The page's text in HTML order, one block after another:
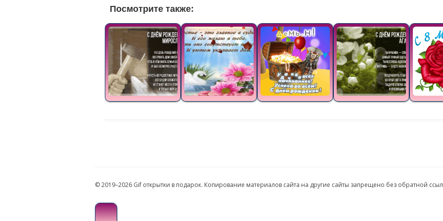
Посмотрите также:
© 2019–2026 Gif открытки в подарок. Копирование материалов сайта на другие сайты запрещено без обратной